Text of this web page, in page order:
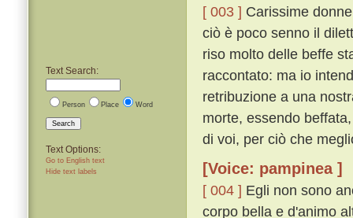
Text Search:
Person Place Word
Search
Text Options:
Go to English text
Hide text labels
[ 003 ] Carissime
ciò è poco senno il
riso molto delle beffe
raccontato: ma io
retribuzione a una
morte, essendo
di voi, per ciò che
[Voice: pampinea ]
[ 004 ] Egli non sono
corpo bella e d'animo